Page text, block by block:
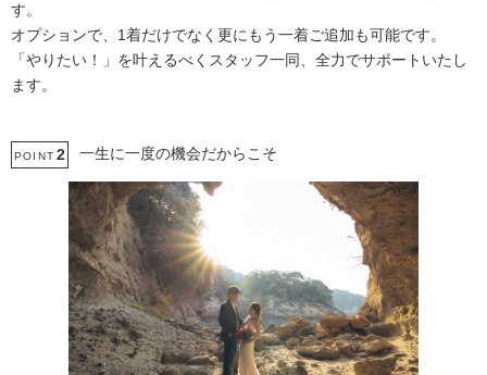
す。
オプションで、1着だけでなく更にもう一着ご追加も可能です。
「やりたい！」を叶えるべくスタッフ一同、全力でサポートいたし
ます。
POINT 2 一生に一度の機会だからこそ